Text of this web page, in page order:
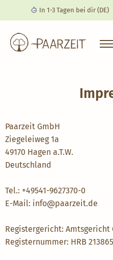
In 1-3 Tagen bei dir (DE)
Paarzeit GmbH
Ziegeleiweg 1a
49170 Hagen a.T.W.
Deutschland
Tel.: +49541-9627370-0
E-Mail: info@paarzeit.de
Registergericht: Amtsgericht
Registernummer: HRB 213865